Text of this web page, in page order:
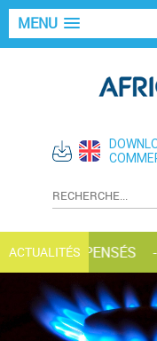
MENU
ACTUALITÉS
RÉCOMPENSÉS